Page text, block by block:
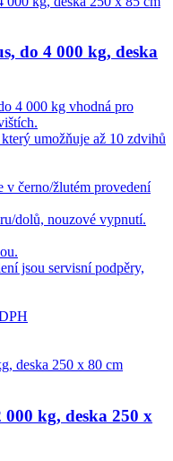
do 4 000 kg, deska
4 000 kg vhodná pro
umožňuje až 10 zdvihů
v černo/žlutém provedení
dolů, nouzové vypnutí.
jsou servisní podpěry,
kg, deska 250 x